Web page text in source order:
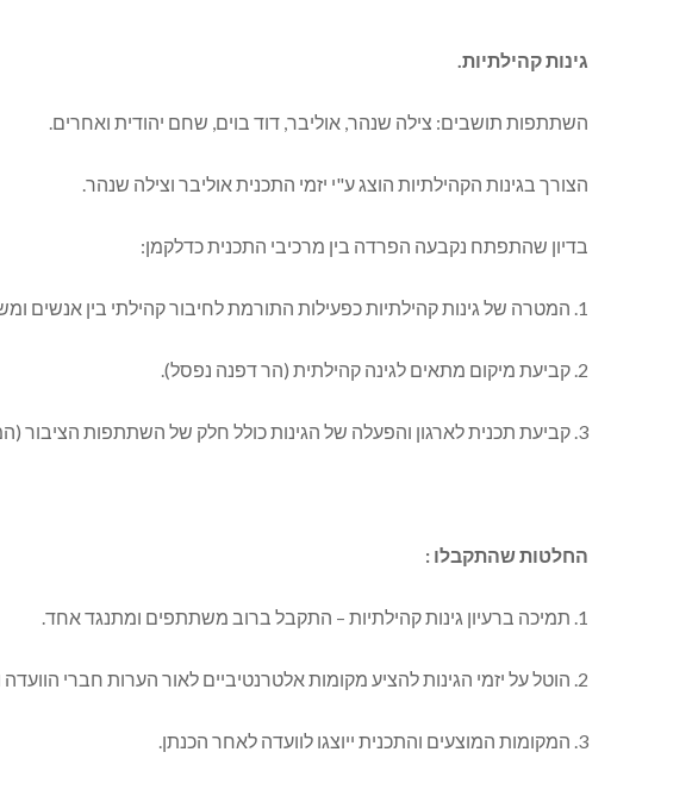
גינות קהילתיות.
השתתפות תושבים: צילה שנהר, אוליבר, דוד בוים, שחם יהודית ואחרים.
הצורך בגינות הקהילתיות הוצג ע"י יזמי התכנית אוליבר וצילה שנהר.
בדיון שהתפתח נקבעה הפרדה בין מרכיבי התכנית כדלקמן:
1. המטרה של גינות קהילתיות כפעילות התורמת לחיבור קהילתי בין אנשים ומשפחות, לימוד אוכלוסיה על הרקע האקולוגי והסביבתי .
2. קביעת מיקום מתאים לגינה קהילתית (הר דפנה נפסל).
3. קביעת תכנית לארגון והפעלה של הגינות כולל חלק של השתתפות הציבור (המועצה ) בהקמה ושל התושבים בהקמה ובהפעלה.
החלטות שהתקבלו :
1. תמיכה ברעיון גינות קהילתיות – התקבל ברוב משתתפים ומתנגד אחד.
2. הוטל על יזמי הגינות להציע מקומות אלטרנטיביים לאור הערות חברי הוועדה ולהציע תכנית ארגונית, תפעולית וכספית הכל בהתאמה להערות חברי הוועדה.
3. המקומות המוצעים והתכנית ייוצגו לוועדה לאחר הכנתן.